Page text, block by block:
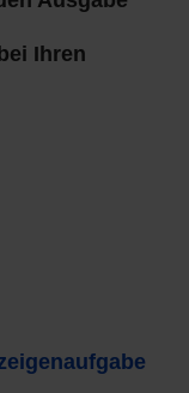
Ihren